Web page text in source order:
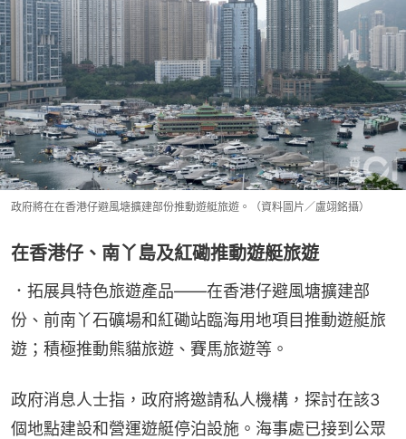
政府將在在香港仔避風塘擴建部份推動遊艇旅遊。（資料圖片／盧翊銘攝）
在香港仔、南丫島及紅磡推動遊艇旅遊
．拓展具特色旅遊產品——在香港仔避風塘擴建部
份、前南丫石礦場和紅磡站臨海用地項目推動遊艇旅
遊；積極推動熊貓旅遊、賽馬旅遊等。
政府消息人士指，政府將邀請私人機構，探討在該3
個地點建設和營運遊艇停泊設施。海事處已接到公眾